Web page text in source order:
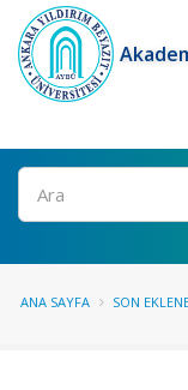
Ara
ANA SAYFA SON